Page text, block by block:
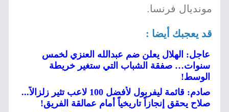
مونديال فرنسا.
قد يعجبك أيضا :
عاجل: الهلال يعلن ضم عبدالله العنزي لخمس
سنوات… صفقة الشباب التي ستغير خريطة
الوسط!
صادم: قائمة ليفربول لأفضل 100 لاعب تثير زلزالاً...
صلاح يحقق إنجازاً تاريخياً أمام عمالقة الفريق!